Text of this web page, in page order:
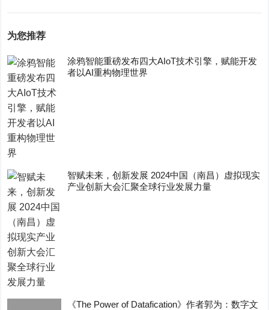
为您推荐
涂鸦智能重磅发布四大AIoT技术引擎，赋能开发
者以AI重构物理世界
智赋未来，创新发展 2024中国（南昌）虚拟现实
产业创新大会汇聚全球行业发展力量
《The Power of Datafication》作者郭为：数字文